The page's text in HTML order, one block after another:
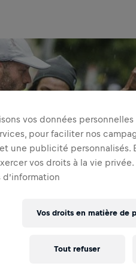
LIEN DE TRANSFERT
vos données
pour faciliter nos
une publicité personnalisés.
vos droits à la vie
Vos droits en matière de
Tout refuser